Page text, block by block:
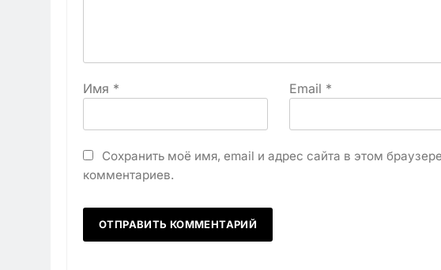
Имя * Email *
Сохранить моё имя, email и адрес сайта в этом
комментариев.